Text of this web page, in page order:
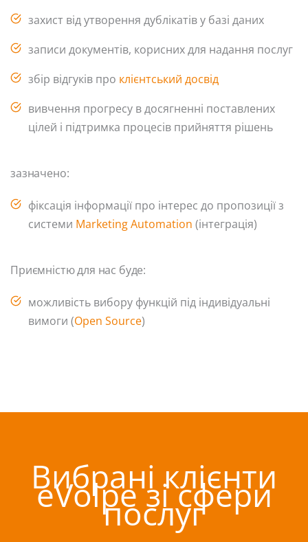
захист від утворення дублікатів у базі даних
записи документів, корисних для надання послуг
збір відгуків про клієнтський досвід
вивчення прогресу в досягненні поставлених
цілей і підтримка процесів прийняття рішень
зазначено:
фіксація інформації про інтерес до пропозиції з
системи Marketing Automation (інтеграція)
Приємністю для нас буде:
можливість вибору функцій під індивідуальні
вимоги (Open Source)
Вибрані клієнти
eVolpe зі сфери
послуг